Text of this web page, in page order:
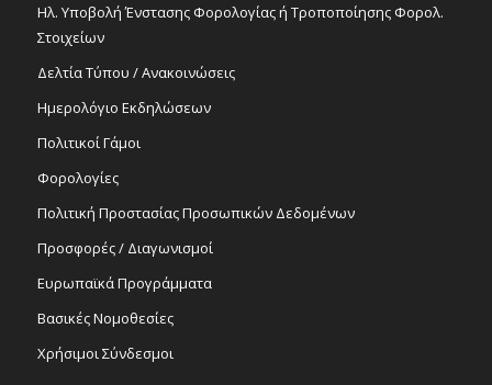
Ηλ. Υποβολή Ένστασης Φορολογίας ή Τροποποίησης Φορολ.
Στοιχείων
Δελτία Τύπου / Ανακοινώσεις
Ημερολόγιο Εκδηλώσεων
Πολιτικοί Γάμοι
Φορολογίες
Πολιτική Προστασίας Προσωπικών Δεδομένων
Προσφορές / Διαγωνισμοί
Ευρωπαϊκά Προγράμματα
Βασικές Νομοθεσίες
Χρήσιμοι Σύνδεσμοι